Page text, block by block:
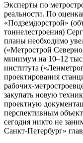
Эксперты по
реальности. По
«Подземдорстрой»
тоннелестроения)
планы необходимо
(«Метрострой
минимум на 10–12
института
проектирования
рабочих-
закупать новую
проектную
перспективным
сегодня никто не
Санкт-Петербург»